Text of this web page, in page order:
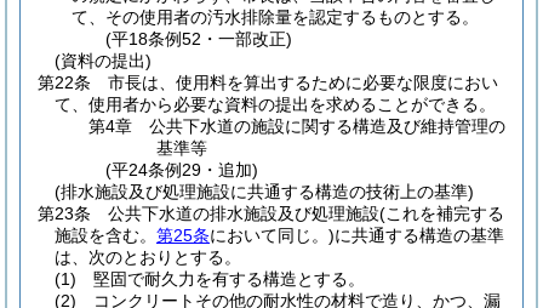
て、その使用者の汚水排除量を認定するものとする。
(平18条例52・一部改正)
(資料の提出)
第22条
市長は、使用料を算出するために必要な限度におい
て、使用者から必要な資料の提出を求めることができる。
第4章
公共下水道の施設に関する構造及び維持管理の
基準等
(平24条例29・追加)
(排水施設及び処理施設に共通する構造の技術上の基準)
第23条
公共下水道の排水施設及び処理施設(これを補完する
施設を含む。 第25条において同じ。)に共通する構造の基準
は、次のとおりとする。
(1)
堅固で耐久力を有する構造とする。
(2)
コンクリートその他の耐水性の材料で造り、かつ、漏